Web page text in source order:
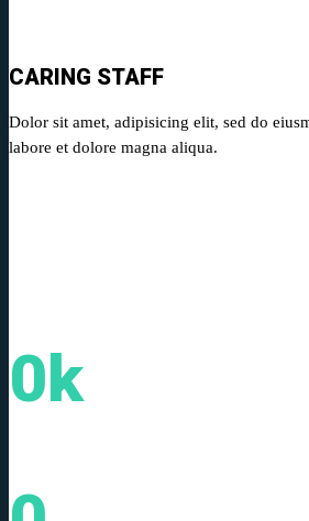
CARING STAFF
Dolor sit amet, adipisicing elit, sed do
labore et dolore magna aliqua.
0k